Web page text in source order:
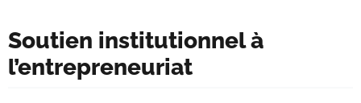
Soutien institutionnel à
l’entrepreneuriat